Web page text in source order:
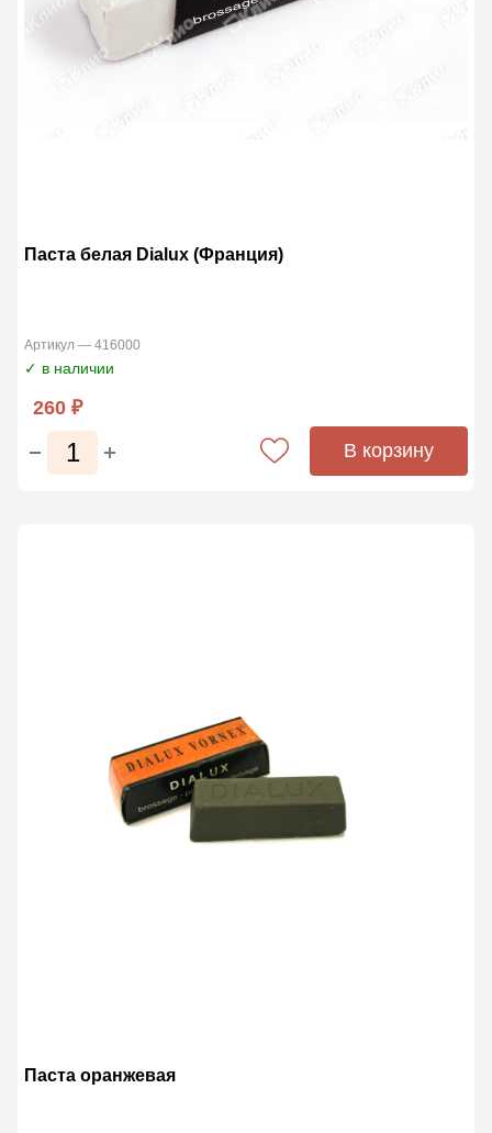
Паста белая Dialux (Франция)
Артикул — 416000
✓ в наличии
260 ₽
В корзину
Паста оранжевая